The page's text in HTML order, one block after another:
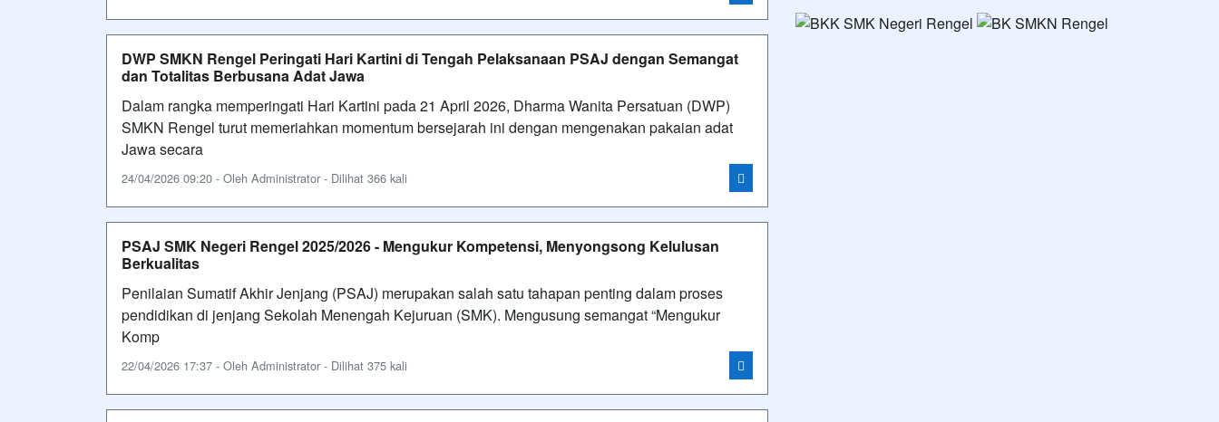
DWP SMKN Rengel Peringati Hari Kartini di Tengah Pelaksanaan PSAJ dengan Semangat
dan Totalitas Berbusana Adat Jawa
Dalam rangka memperingati Hari Kartini pada 21 April 2026, Dharma Wanita Persatuan (DWP)
SMKN Rengel turut memeriahkan momentum bersejarah ini dengan mengenakan pakaian adat
Jawa secara
24/04/2026 09:20 - Oleh Administrator - Dilihat 366 kali
PSAJ SMK Negeri Rengel 2025/2026 - Mengukur Kompetensi, Menyongsong Kelulusan
Berkualitas
Penilaian Sumatif Akhir Jenjang (PSAJ) merupakan salah satu tahapan penting dalam proses
pendidikan di jenjang Sekolah Menengah Kejuruan (SMK). Mengusung semangat “Mengukur
Komp
22/04/2026 17:37 - Oleh Administrator - Dilihat 375 kali